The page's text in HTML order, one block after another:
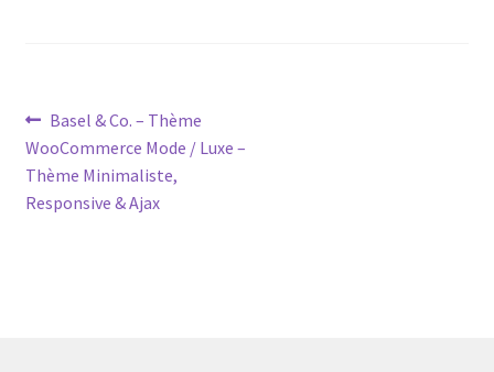
Post
navigation
Previous
post:
Basel & Co. – Thème
WooCommerce Mode / Luxe –
Thème Minimaliste,
Responsive & Ajax